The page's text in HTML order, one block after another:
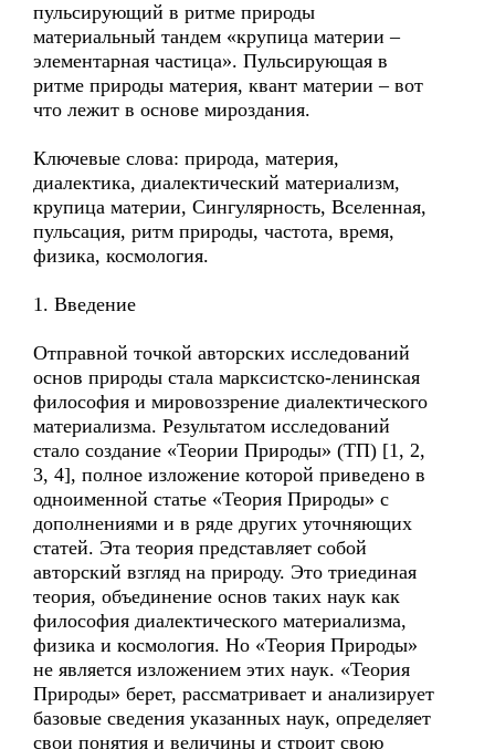
пульсирующий в ритме природы
материальный тандем «крупица материи –
элементарная частица». Пульсирующая в
ритме природы материя, квант материи – вот
что лежит в основе мироздания.
Ключевые слова: природа, материя,
диалектика, диалектический материализм,
крупица материи, Сингулярность, Вселенная,
пульсация, ритм природы, частота, время,
физика, космология.
1. Введение
Отправной точкой авторских исследований
основ природы стала марксистско-ленинская
философия и мировоззрение диалектического
материализма. Результатом исследований
стало создание «Теории Природы» (ТП) [1, 2,
3, 4], полное изложение которой приведено в
одноименной статье «Теория Природы» с
дополнениями и в ряде других уточняющих
статей. Эта теория представляет собой
авторский взгляд на природу. Это триединая
теория, объединение основ таких наук как
философия диалектического материализма,
физика и космология. Но «Теория Природы»
не является изложением этих наук. «Теория
Природы» берет, рассматривает и анализирует
базовые сведения указанных наук, определяет
свои понятия и величины и строит свою